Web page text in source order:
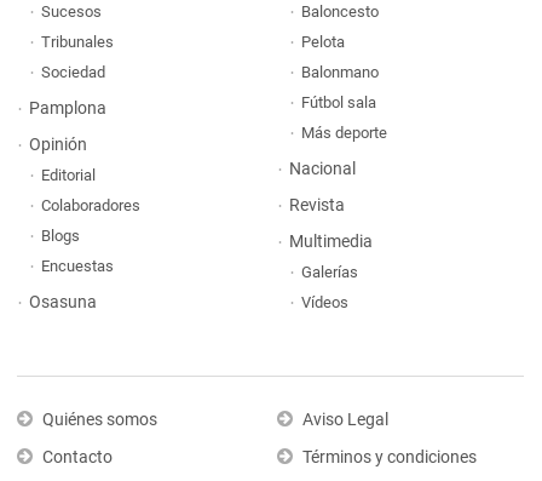
Sucesos
Tribunales
Sociedad
Pamplona
Opinión
Editorial
Colaboradores
Blogs
Encuestas
Osasuna
Baloncesto
Pelota
Balonmano
Fútbol sala
Más deporte
Nacional
Revista
Multimedia
Galerías
Vídeos
Quiénes somos
Contacto
Aviso Legal
Términos y condiciones